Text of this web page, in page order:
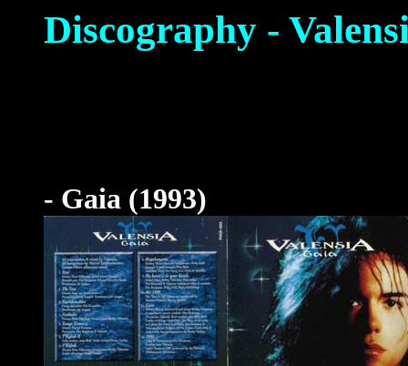
Discography -
- Gaia (1993)